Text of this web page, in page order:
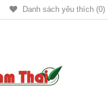
Danh sách yêu thích (0)